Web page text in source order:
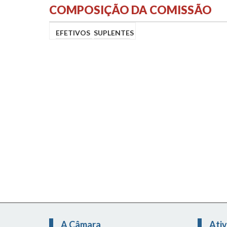
COMPOSIÇÃO DA COMISSÃO
EFETIVOS SUPLENTES
A Câmara